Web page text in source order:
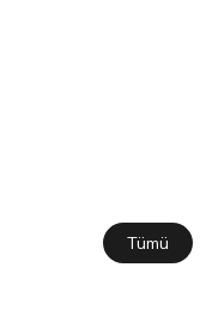
Tümü